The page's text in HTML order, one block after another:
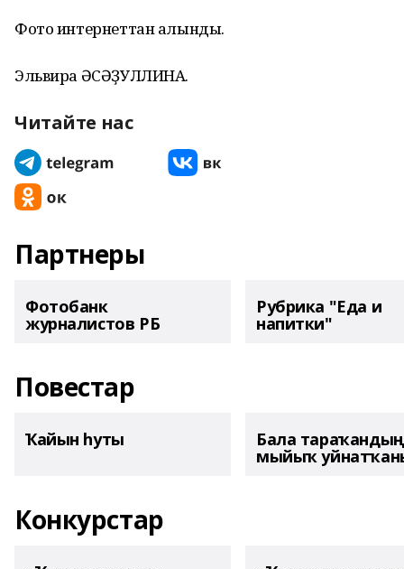
Фото интернеттан алынды.
Эльвира ӘСӘҘУЛЛИНА.
Читайте нас
Партнеры
Фотобанк
журналистов РБ
Рубрика "Еда и
напитки"
Повестар
Ҡайын һуты Бала тараҡандың
мыйыҡ
Конкурстар